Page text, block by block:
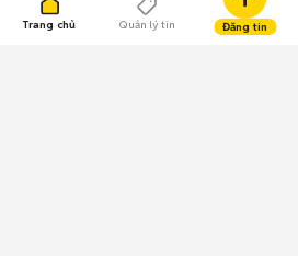
Trang chủ Quản lý tin Đăng tin